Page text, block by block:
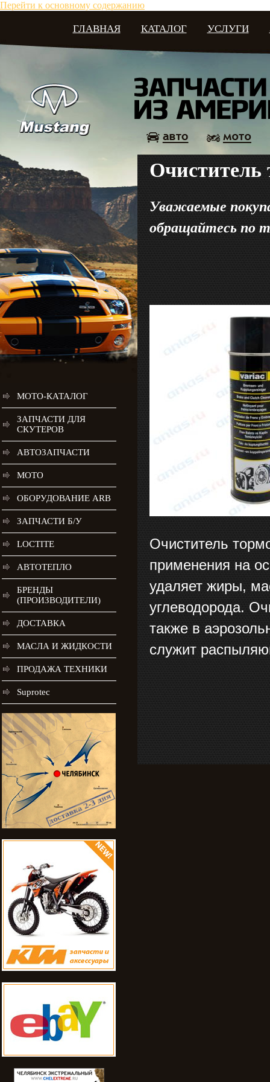
Перейти к основному содержанию
ГЛАВНАЯ КАТАЛОГ УСЛУГИ
МОТО-КАТАЛОГ
ЗАПЧАСТИ ДЛЯ
СКУТЕРОВ
АВТОЗАПЧАСТИ
МОТО
ОБОРУДОВАНИЕ ARB
ЗАПЧАСТИ Б/У
LOCTITE
АВТОТЕПЛО
БРЕНДЫ
(ПРОИЗВОДИТЕЛИ)
ДОСТАВКА
МАСЛА И ЖИДКОСТИ
ПРОДАЖА ТЕХНИКИ
Suprotec
Очиститель
Уважаемые
обращайтесь по
Очиститель
применения на
удаляет жиры,
углеводорода.
также в
служит